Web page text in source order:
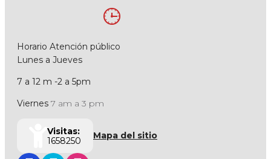
Horario Atención público
Lunes a Jueves
7 a 12 m -2 a 5pm
Viernes 7 am a 3 pm
Visitas:
1658250
Mapa del sitio